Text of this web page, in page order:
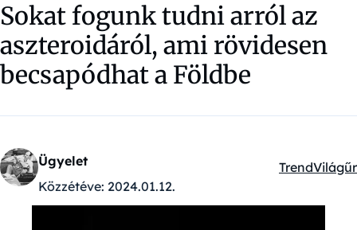
Sokat fogunk tudni arról az
aszteroidáról, ami rövidesen
becsapódhat a Földbe
Ügyelet
Közzétéve: 2024.01.12.
Kategóriák:
TrendVilágűr